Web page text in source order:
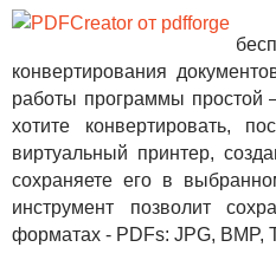
конвертирования
работы программы простой
хотите конвертировать,
виртуальный принтер,
сохраняете его в
инструмент позволит
форматах - PDFs: JPG, BMP,